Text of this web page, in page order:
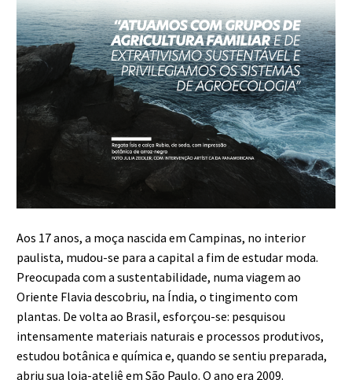
Aos 17 anos, a moça nascida em Campinas, no interior
paulista, mudou-se para a capital a fim de estudar moda.
Preocupada com a sustentabilidade, numa viagem ao
Oriente Flavia descobriu, na Índia, o tingimento com
plantas. De volta ao Brasil, esforçou-se: pesquisou
intensamente materiais naturais e processos produtivos,
estudou botânica e química e, quando se sentiu preparada,
abriu sua loja-ateliê em São Paulo. O ano era 2009.